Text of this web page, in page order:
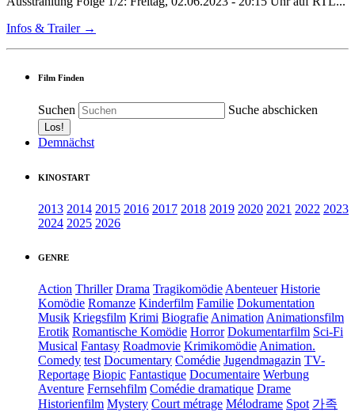
Infos & Trailer →
Film Finden
Suchen Suche abschicken
Demnächst
KINOSTART
2013 2014 2015 2016 2017 2018 2019 2020 2021 2022 2023
2024 2025 2026
GENRE
Action Thriller Drama TragikomödieAbenteuer Historie
Komödie Romanze Kinderfilm Familie Dokumentation
Musik Kriegsfilm Krimi BiografieAnimationAnimationsfilm
Erotik Romantische Komödie Horror Dokumentarfilm Sci-Fi
Musical Fantasy Roadmovie KrimikomödieAnimation.
Comedy test Documentary Comédie Jugendmagazin TV-
Reportage Biopic Fantastique Documentaire Werbung
Aventure Fernsehfilm Comédie dramatique Drame
Historienfilm Mystery Court métrage Mélodrame Spot 가족